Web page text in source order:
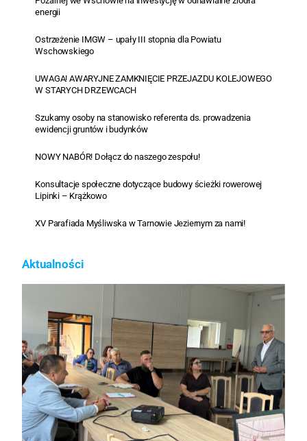
energii
Ostrzeżenie IMGW – upały III stopnia dla Powiatu
Wschowskiego
UWAGA! AWARYJNE ZAMKNIĘCIE PRZEJAZDU KOLEJOWEGO
W STARYCH DRZEWCACH
Szukamy osoby na stanowisko referenta ds. prowadzenia
ewidencji gruntów i budynków
NOWY NABÓR! Dołącz do naszego zespołu!
Konsultacje społeczne dotyczące budowy ścieżki rowerowej
Lipinki – Krążkowo
XV Parafiada Myśliwska w Tarnowie Jeziernym za nami!
Aktualności